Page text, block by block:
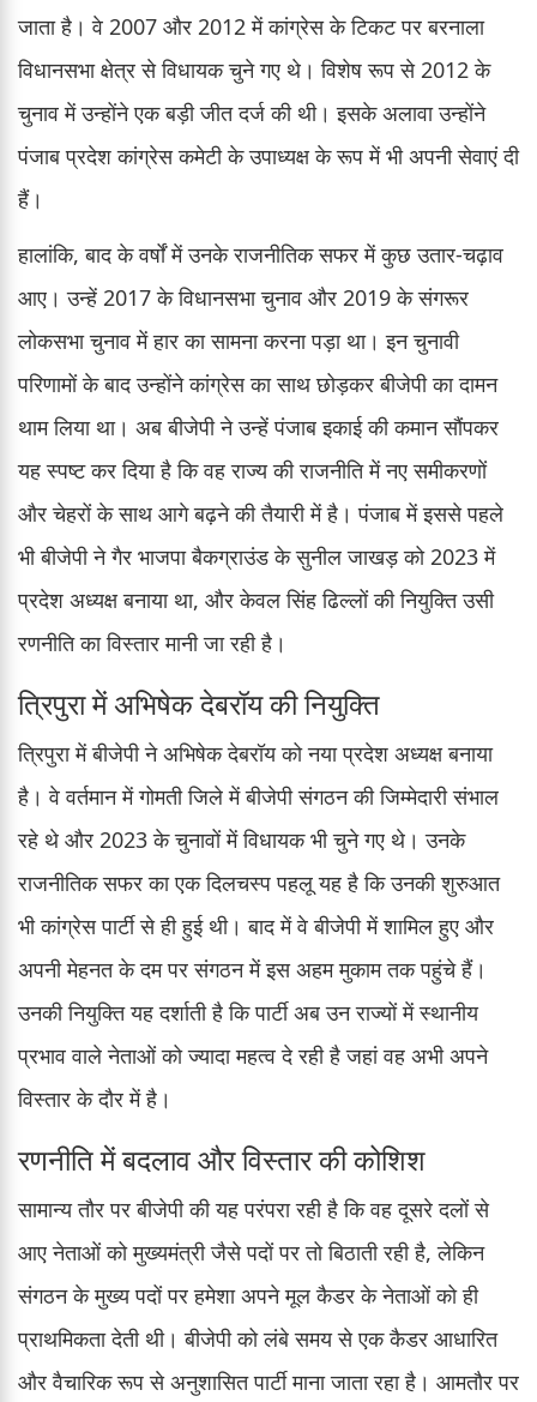
जाता है। वे 2007 और 2012 में कांग्रेस के टिकट पर बरनाला
विधानसभा क्षेत्र से विधायक चुने गए थे। विशेष रूप से 2012 के
चुनाव में उन्होंने एक बड़ी जीत दर्ज की थी। इसके अलावा उन्होंने
पंजाब प्रदेश कांग्रेस कमेटी के उपाध्यक्ष के रूप में भी अपनी सेवाएं दी
हैं।
हालांकि, बाद के वर्षों में उनके राजनीतिक सफर में कुछ उतार-चढ़ाव
आए। उन्हें 2017 के विधानसभा चुनाव और 2019 के संगरूर
लोकसभा चुनाव में हार का सामना करना पड़ा था। इन चुनावी
परिणामों के बाद उन्होंने कांग्रेस का साथ छोड़कर बीजेपी का दामन
थाम लिया था। अब बीजेपी ने उन्हें पंजाब इकाई की कमान सौंपकर
यह स्पष्ट कर दिया है कि वह राज्य की राजनीति में नए समीकरणों
और चेहरों के साथ आगे बढ़ने की तैयारी में है। पंजाब में इससे पहले
भी बीजेपी ने गैर भाजपा बैकग्राउंड के सुनील जाखड़ को 2023 में
प्रदेश अध्यक्ष बनाया था, और केवल सिंह ढिल्लों की नियुक्ति उसी
रणनीति का विस्तार मानी जा रही है।
त्रिपुरा में अभिषेक देबरॉय की नियुक्ति
त्रिपुरा में बीजेपी ने अभिषेक देबरॉय को नया प्रदेश अध्यक्ष बनाया
है। वे वर्तमान में गोमती जिले में बीजेपी संगठन की जिम्मेदारी संभाल
रहे थे और 2023 के चुनावों में विधायक भी चुने गए थे। उनके
राजनीतिक सफर का एक दिलचस्प पहलू यह है कि उनकी शुरुआत
भी कांग्रेस पार्टी से ही हुई थी। बाद में वे बीजेपी में शामिल हुए और
अपनी मेहनत के दम पर संगठन में इस अहम मुकाम तक पहुंचे हैं।
उनकी नियुक्ति यह दर्शाती है कि पार्टी अब उन राज्यों में स्थानीय
प्रभाव वाले नेताओं को ज्यादा महत्व दे रही है जहां वह अभी अपने
विस्तार के दौर में है।
रणनीति में बदलाव और विस्तार की कोशिश
सामान्य तौर पर बीजेपी की यह परंपरा रही है कि वह दूसरे दलों से
आए नेताओं को मुख्यमंत्री जैसे पदों पर तो बिठाती रही है, लेकिन
संगठन के मुख्य पदों पर हमेशा अपने मूल कैडर के नेताओं को ही
प्राथमिकता देती थी। बीजेपी को लंबे समय से एक कैडर आधारित
और वैचारिक रूप से अनुशासित पार्टी माना जाता रहा है। आमतौर पर